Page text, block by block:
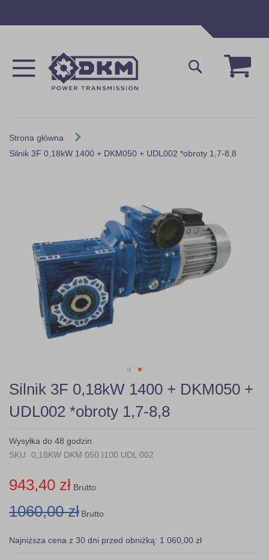
Mój
Szukaj
Strona główna
Silnik 3F 0,18kW 1400 + DKM050 + UDL002 *obroty 1,7-8,8
images
Skip
to
the
beginning
the
images
Silnik 3F 0,18kW 1400 + DKM050 +
UDL002 *obroty 1,7-8,8
Wysyłka do 48 godzin
SKU
0,18KW DKM 050 I100 UDL 002
943,40 zł Brutto
1060,00 zł Brutto
Najniższa cena z 30 dni przed obniżką: 1 060,00 zł